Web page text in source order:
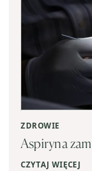
ZDROWIE
Aspiryna
CZYTAJ WIĘCEJ